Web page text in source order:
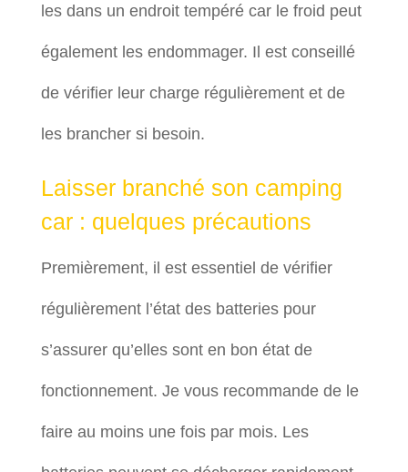
les dans un endroit tempéré car le froid peut
également les endommager. Il est conseillé
de vérifier leur charge régulièrement et de
les brancher si besoin.
Laisser branché son camping
car : quelques précautions
Premièrement, il est essentiel de vérifier
régulièrement l’état des batteries pour
s’assurer qu’elles sont en bon état de
fonctionnement. Je vous recommande de le
faire au moins une fois par mois. Les